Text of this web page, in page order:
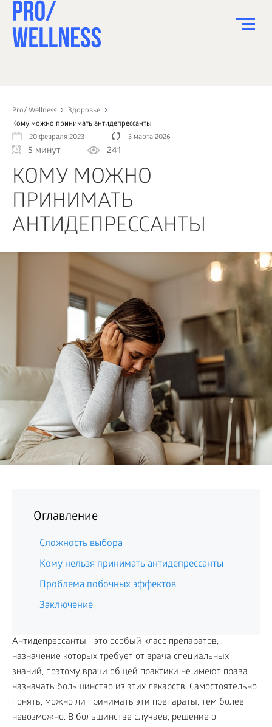
Pro/ Wellness
Здоровье
Кому можно принимать антидепрессанты
20 февраля 2023
3 марта 2026
5 минут 241
КОМУ МОЖНО
ПРИНИМАТЬ
АНТИДЕПРЕССАНТЫ
Оглавление
Сложность выбора
Кому нельзя принимать антидепрессанты
Проблема побочных эффектов
Заключение
Антидепрессанты - это особый класс препаратов,
назначение которых требует от врача специальных
знаний, поэтому врачи общей практики не имеют права
назначать большинство из этих лекарств. Самостоятельно
понять, можно ли принимать эти препараты, тем более
невозможно. В большинстве случаев, решение о
СПОРТ
ЗДОРОВЬЕ
КРАСОТА
ПСИХОЛОГИЯ
ДЕТИ
ДОМ
КАК?